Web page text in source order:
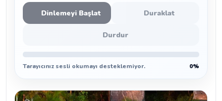
Dinlemeyi Başlat Duraklat
Durdur
Tarayıcınız sesli okumayı desteklemiyor. 0%